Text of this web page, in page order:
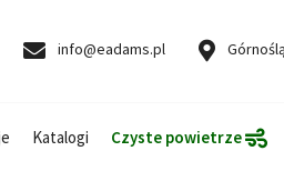
info@eadams.pl
Katalogi Czyste powietrze